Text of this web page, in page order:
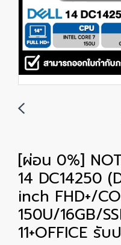
[ผ่อน 0%]
14 DC14250
inch FHD+/
150U/16GB/
11+OFFICE รั